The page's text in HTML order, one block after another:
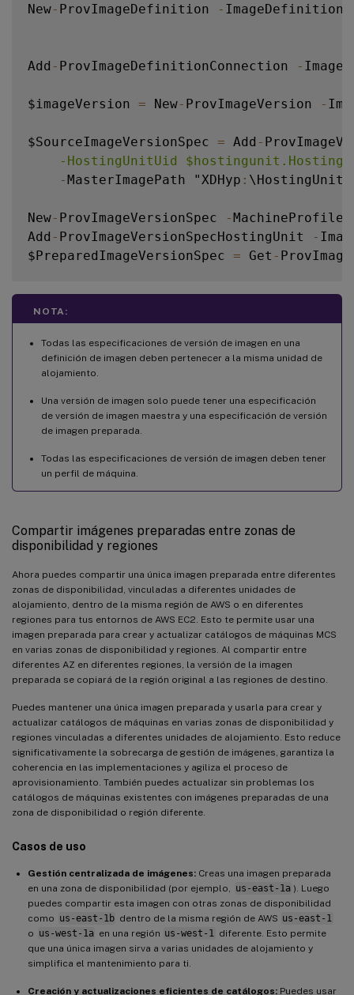
New- ProvImageDefinition -
Add - ProvImageDefinitionConnection -
$imageVersion = New- ProvImageVersion -
$SourceImageVersionSpec = Add -
-HostingUnitUid
-MasterImagePath "XDHyp :
New- ProvImageVersionSpec -MachineProfile
Add - ProvImageVersionSpecHostingUnit -
$PreparedImageVersionSpec = Get -
NOTA:
Todas las especificaciones de versión de imagen en una
definición de imagen deben pertenecer a la misma unidad de
alojamiento.
Una versión de imagen solo puede tener una especificación
de versión de imagen maestra y una especificación de versión
de imagen preparada.
Todas las especificaciones de versión de imagen deben tener
un perfil de máquina.
Compartir imágenes preparadas entre zonas de
disponibilidad y regiones
Ahora puedes compartir una única imagen preparada entre diferentes
zonas de disponibilidad, vinculadas a diferentes unidades de
alojamiento, dentro de la misma región de AWS o en diferentes
regiones para tus entornos de AWS EC2. Esto te permite usar una
imagen preparada para crear y actualizar catálogos de máquinas MCS
en varias zonas de disponibilidad y regiones. Al compartir entre
diferentes AZ en diferentes regiones, la versión de la imagen
preparada se copiará de la región original a las regiones de destino.
Puedes mantener una única imagen preparada y usarla para crear y
actualizar catálogos de máquinas en varias zonas de disponibilidad y
regiones vinculadas a diferentes unidades de alojamiento. Esto reduce
significativamente la sobrecarga de gestión de imágenes, garantiza la
coherencia en las implementaciones y agiliza el proceso de
aprovisionamiento. También puedes actualizar sin problemas los
catálogos de máquinas existentes con imágenes preparadas de una
zona de disponibilidad o región diferente.
Casos de uso
Gestión centralizada de imágenes: Creas una imagen preparada
en una zona de disponibilidad (por ejemplo,
us-east-1a ). Luego
puedes compartir esta imagen con otras zonas de disponibilidad
como us-east-1b dentro de la misma región de AWS us-east-1
o us-west-1a en una región us-west-1
diferente. Esto permite
que una única imagen sirva a varias unidades de alojamiento y
simplifica el mantenimiento para ti.
Creación y actualizaciones eficientes de catálogos: Puedes usar